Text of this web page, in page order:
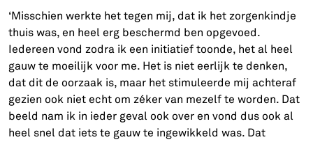
‘Misschien werkte het tegen mij, dat ik het zorgenkindje
thuis was, en heel erg beschermd ben opgevoed.
Iedereen vond zodra ik een initiatief toonde, het al heel
gauw te moeilijk voor me. Het is niet eerlijk te denken,
dat dit de oorzaak is, maar het stimuleerde mij achteraf
gezien ook niet echt om zéker van mezelf te worden. Dat
beeld nam ik in ieder geval ook over en vond dus ook al
heel snel dat iets te gauw te ingewikkeld was. Dat